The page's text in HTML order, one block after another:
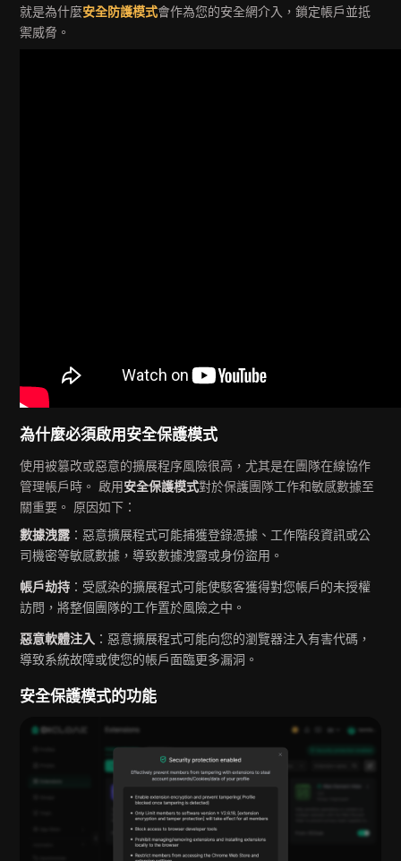
就是為什麼安全防護模式會作為您的安全網介入，鎖定帳戶並抵
禦威脅。
為什麼必須啟用安全保護模式
使用被篡改或惡意的擴展程序風險很高，尤其是在團隊在線協作
管理帳戶時。 啟用安全保護模式對於保護團隊工作和敏感數據至
關重要。 原因如下：
數據洩露 ：惡意擴展程式可能捕獲登錄憑據、工作階段資訊或公
司機密等敏感數據，導致數據洩露或身份盜用。
帳戶劫持 ：受感染的擴展程式可能使駭客獲得對您帳戶的未授權
訪問，將整個團隊的工作置於風險之中。
惡意軟體注入 ：惡意擴展程式可能向您的瀏覽器注入有害代碼，
導致系統故障或使您的帳戶面臨更多漏洞。
安全保護模式的功能